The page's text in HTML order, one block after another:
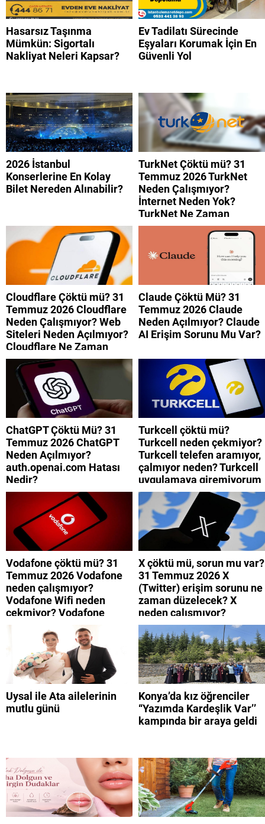
Hasarsız Taşınma
Mümkün: Sigortalı
Nakliyat Neleri Kapsar?
Ev Tadilatı Sürecinde
Eşyaları Korumak İçin En
Güvenli Yol
2026 İstanbul
Konserlerine En Kolay
Bilet Nereden Alınabilir?
TurkNet Çöktü mü? 31
Temmuz 2026 TurkNet
Neden Çalışmıyor?
İnternet Neden Yok?
TurkNet Ne Zaman
Düzelecek?
Cloudflare Çöktü mü? 31
Temmuz 2026 Cloudflare
Neden Çalışmıyor? Web
Siteleri Neden Açılmıyor?
Cloudflare Ne Zaman
Düzelecek?
Claude Çöktü Mü? 31
Temmuz 2026 Claude
Neden Açılmıyor? Claude
AI Erişim Sorunu Mu Var?
ChatGPT Çöktü Mü? 31
Temmuz 2026 ChatGPT
Neden Açılmıyor?
auth.openai.com Hatası
Nedir?
Turkcell çöktü mü?
Turkcell neden çekmiyor?
Turkcell telefen aramıyor,
çalmıyor neden? Turkcell
uygulamaya giremiyorum
neden? Turkcell internet
neden yavaş?
Vodafone çöktü mü? 31
Temmuz 2026 Vodafone
neden çalışmıyor?
Vodafone Wifi neden
çekmiyor? Vodafone
mobil uygulamaya neden
giremiyorum?
X çöktü mü, sorun mu var?
31 Temmuz 2026 X
(Twitter) erişim sorunu ne
zaman düzelecek? X
neden çalışmıyor?
Uysal ile Ata ailelerinin
mutlu günü
Konya’da kız öğrenciler
“Yazımda Kardeşlik Var’’
kampında bir araya geldi